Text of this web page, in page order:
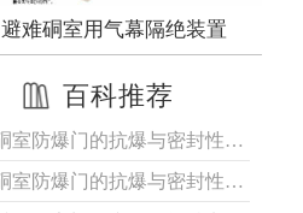
避难硐室用气幕隔绝装置
百科推荐
避难硐室防爆门的抗爆与密封性能优势解析
避难硐室防爆门的抗爆与密封性能优势解析